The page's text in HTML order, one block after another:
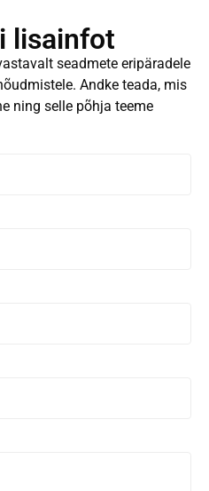
lisainfot
seadmete eripäradele
Andke teada, mis
ning selle põhja teeme